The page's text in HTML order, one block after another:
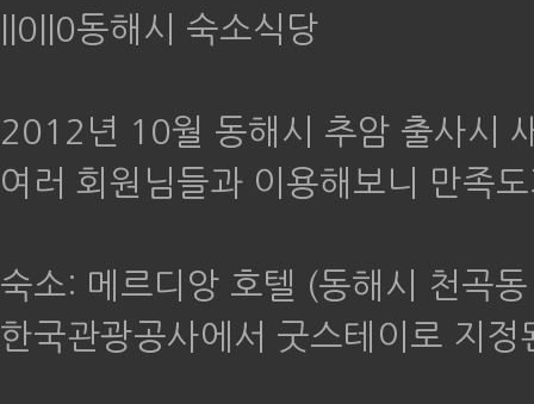
||0||0동해시 숙소식당
2012년 10월 동해시 추암 출사시
여러 회원님들과 이용해보니 만족
숙소: 메르디앙 호텔 (동해시 천
한국관광공사에서 굿스테이로 지정